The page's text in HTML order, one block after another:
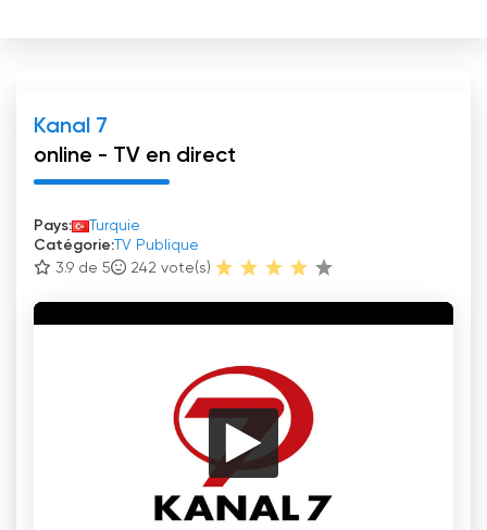
Kanal 7
online - TV en direct
Pays:
Turquie
Catégorie: TV Publique
3.9 de 5
242 vote(s)